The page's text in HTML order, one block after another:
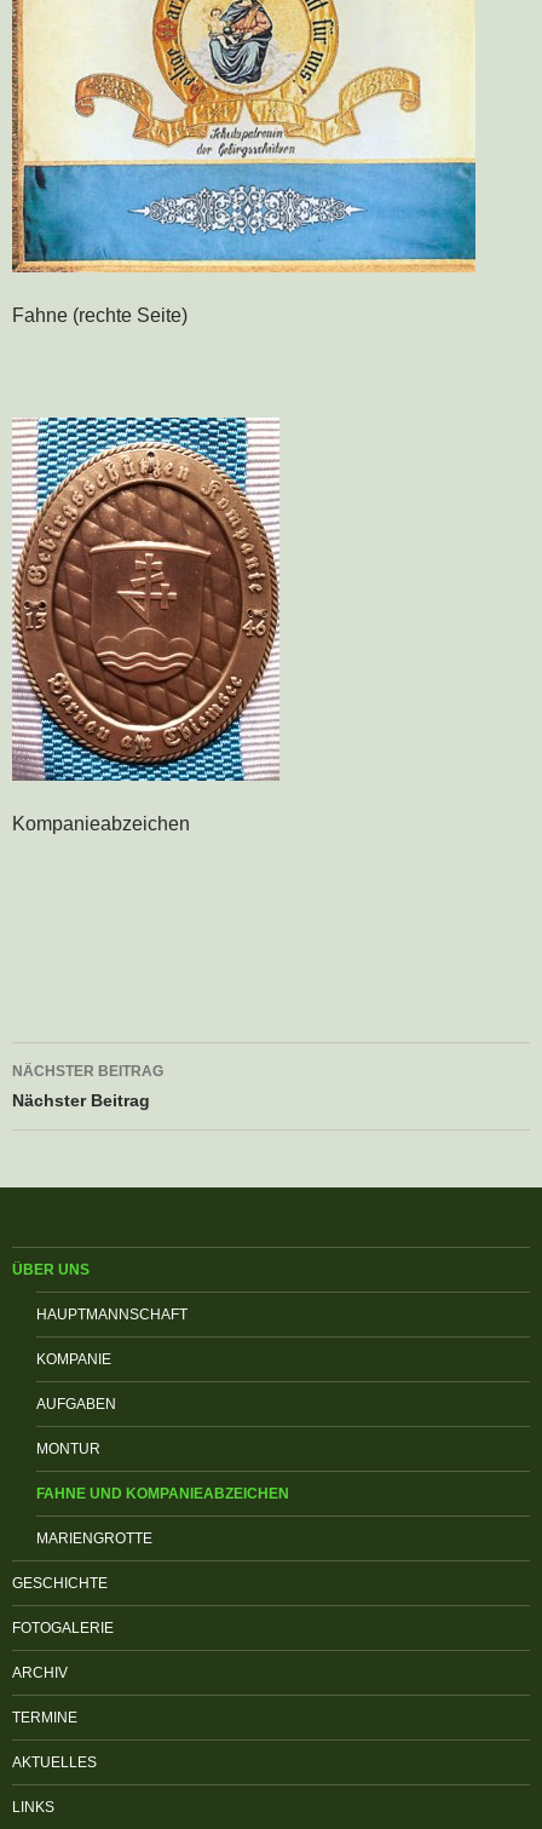
Fahne (rechte Seite)
Kompanieabzeichen
Beitrags-
Navigation
NÄCHSTER BEITRAG
Nächster Beitrag
ÜBER UNS
HAUPTMANNSCHAFT
KOMPANIE
AUFGABEN
MONTUR
FAHNE UND KOMPANIEABZEICHEN
MARIENGROTTE
GESCHICHTE
FOTOGALERIE
ARCHIV
TERMINE
AKTUELLES
LINKS